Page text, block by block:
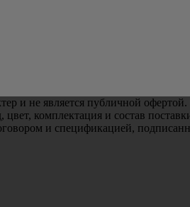
и не является публичной
комплектация и состав
и спецификацией,